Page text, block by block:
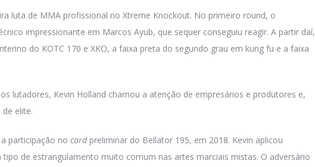
luta de MMA profissional no Xtreme Knockout. No primeiro round, o
impressionante em Marcos Ayub, que sequer conseguiu reagir. A partir daí,
do KOTC 170 e XKO, a faixa preta do segundo grau em kung fu e a faixa
lutadores, Kevin Holland chamou a atenção de empresários e produtores e,
elite.
participação no cardpreliminar do Bellator 195, em 2018. Kevin aplicou
de estrangulamento muito comum nas artes marciais mistas. O adversário